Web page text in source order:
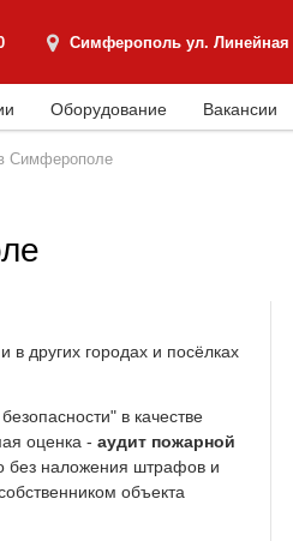
Симферополь ул. Линейная
Оборудование Вакансии
Симферополе
других городах и посёлках
в качестве
оценка - аудит пожарной
без наложения штрафов и
объекта